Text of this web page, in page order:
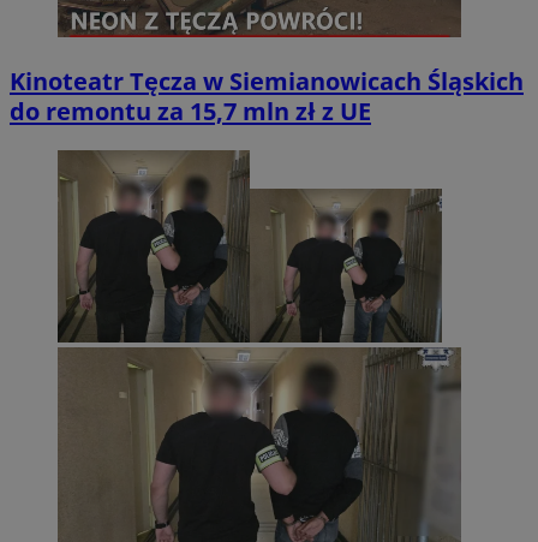
Kinoteatr Tęcza w Siemianowicach Śląskich
do remontu za 15,7 mln zł z UE